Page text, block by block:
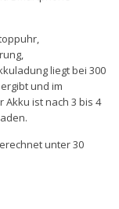
liegt bei 300
und im
Akku ist nach 3 bis 4
unter 30